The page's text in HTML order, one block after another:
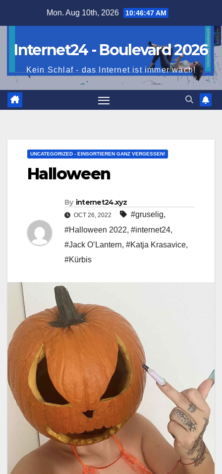
Mon. Aug 10th, 2026 10:46:48 AM
Internet24 - Boulevard 2026
Kein Schlaf - das Internet ist immer wach!
UNCATEGORIZED - EINSORTIEREN GANZ VERGESSEN!
Halloween
By internet24.xyz
OCT 26, 2022 #gruselig,
#Halloween 2022, #internet24,
#Jack O’Lantern, #Katja Krasavice,
#Kürbis